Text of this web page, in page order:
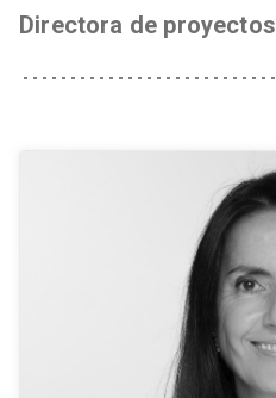
Directora de proyectos